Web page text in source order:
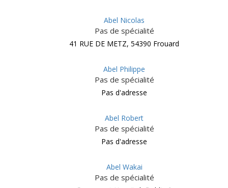
Abel Nicolas
Pas de spécialité
41 RUE DE METZ, 54390 Frouard
Abel Philippe
Pas de spécialité
Pas d'adresse
Abel Robert
Pas de spécialité
Pas d'adresse
Abel Wakai
Pas de spécialité